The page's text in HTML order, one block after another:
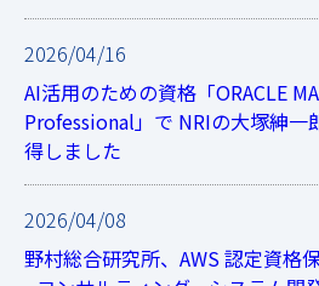
2026/04/16
AI活用のための資格「ORACLE
Professional」で NRIの大塚紳一
得しました
2026/04/08
野村総合研究所、AWS 認定資格